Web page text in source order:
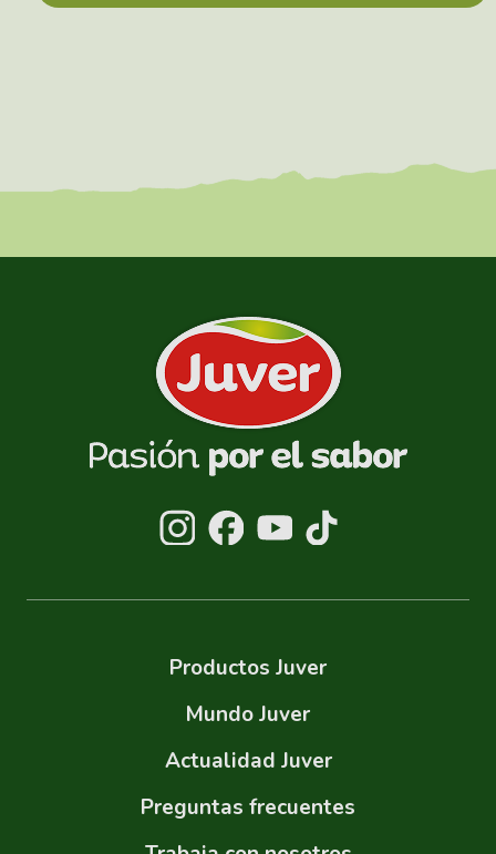
Productos Juver
Mundo Juver
Actualidad Juver
Preguntas frecuentes